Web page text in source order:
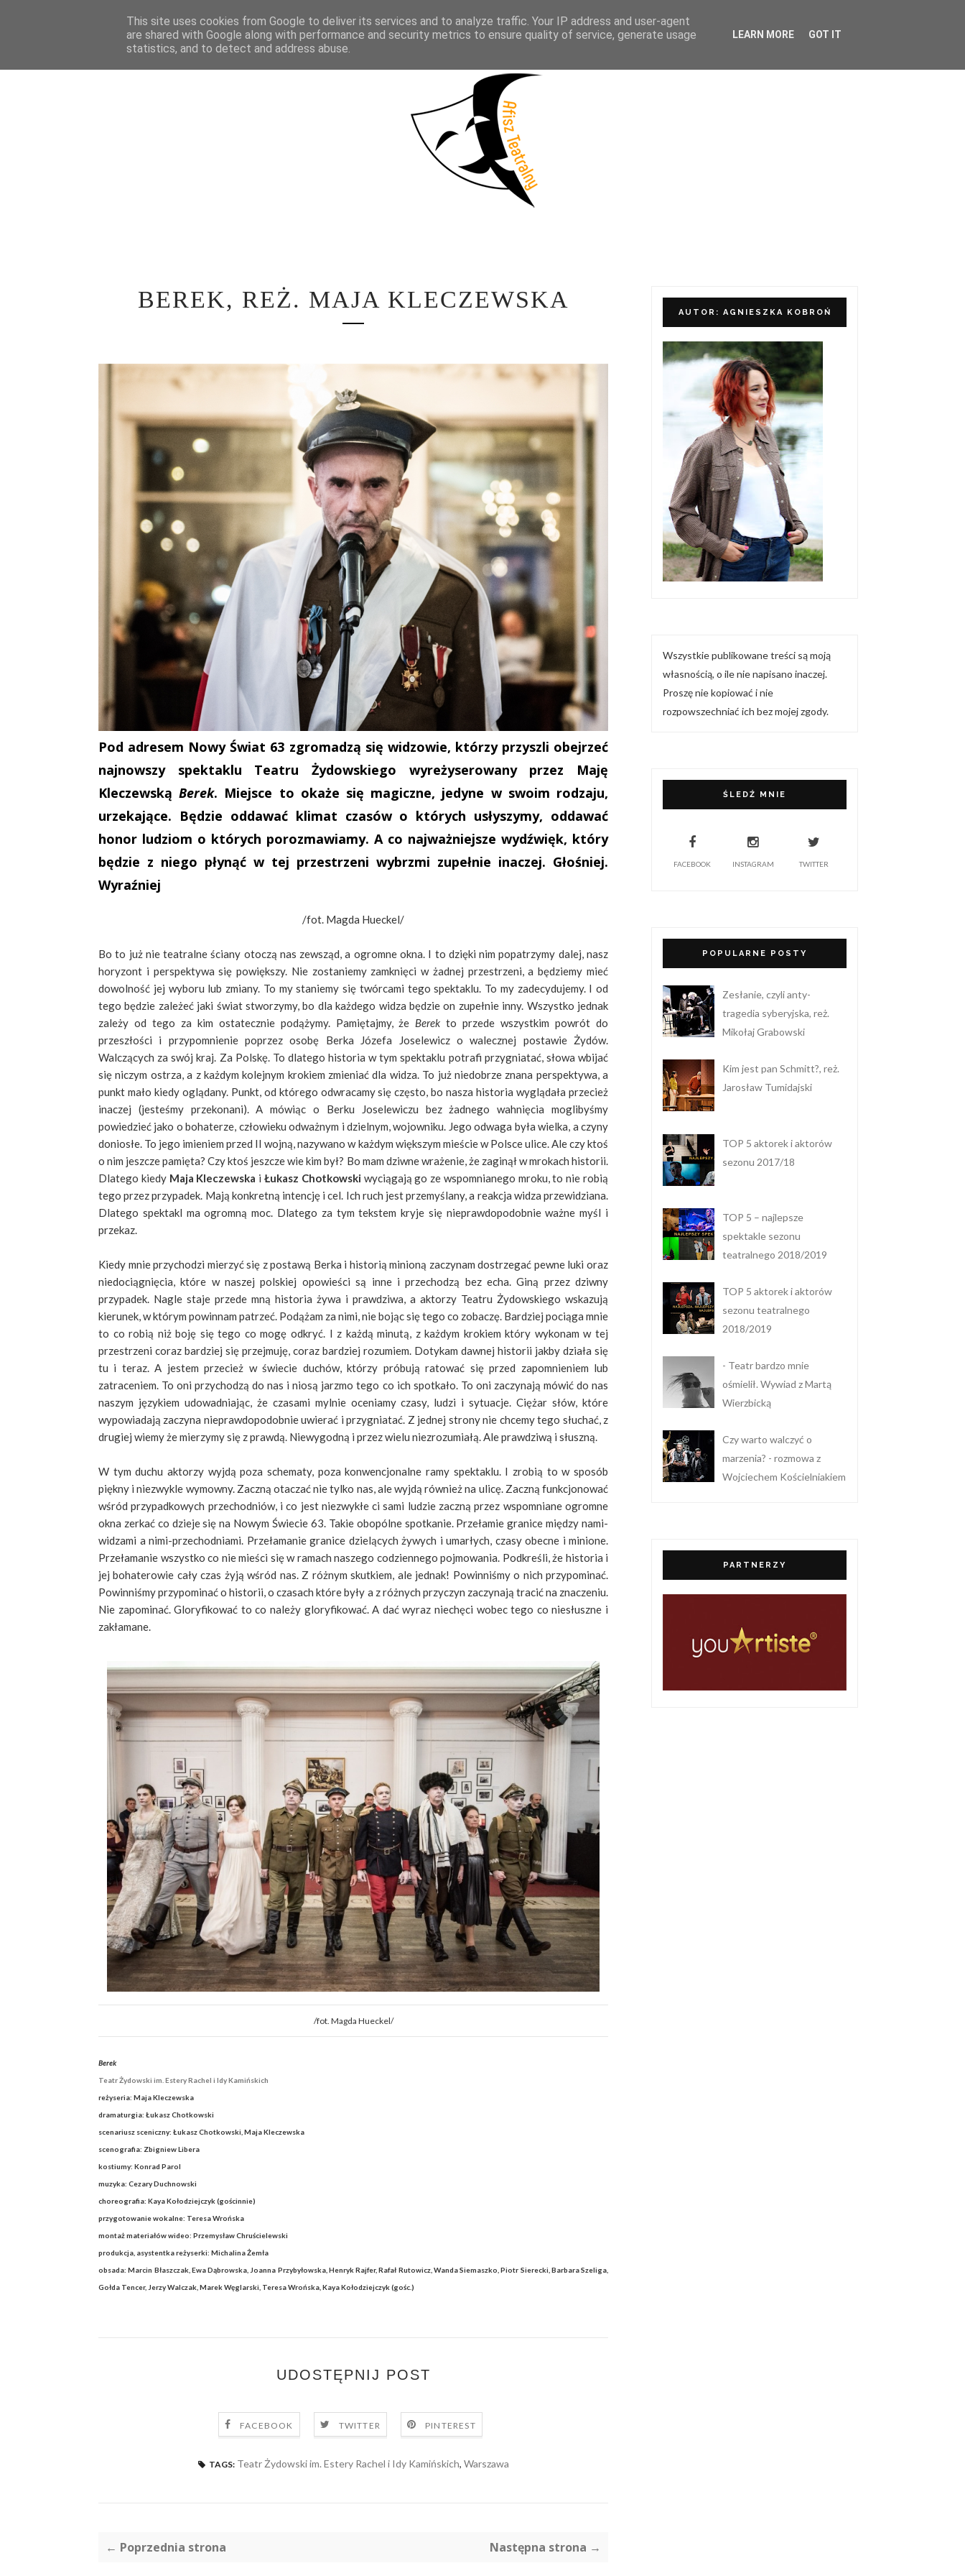
STRONA GŁÓWNA WOKÓŁ TEATRU SPEKTAKLE WYWIADY LITERATURA PRÓBY MEDIALNE WSPÓŁPRACA I KONTAKT
BEREK, REŻ. MAJA KLECZEWSKA
Pod adresem Nowy Świat 63 zgromadzą się widzowie, którzy przyszli obejrzeć
najnowszy spektaklu Teatru Żydowskiego wyreżyserowany przez Maję
KleczewskąBerek. Miejsce to okaże się magiczne, jedyne w swoim rodzaju,
urzekające. Będzie oddawać klimat czasów o których usłyszymy, oddawać
honor ludziom o których porozmawiamy. A co najważniejsze wydźwięk, który
będzie z niego płynąć w tej przestrzeni wybrzmi zupełnie inaczej. Głośniej.
Wyraźniej
/fot. Magda Hueckel/
Bo to już nie teatralne ściany otoczą nas zewsząd, a ogromne okna. I to dzięki nim popatrzymy dalej, nasz
horyzont i perspektywa się powiększy. Nie zostaniemy zamknięci w żadnej przestrzeni, a będziemy mieć
dowolność jej wyboru lub zmiany. To my staniemy się twórcami tego spektaklu. To my zadecydujemy. I od
tego będzie zależeć jaki świat stworzymy, bo dla każdego widza będzie on zupełnie inny. Wszystko jednak
zależy od tego za kim ostatecznie podążymy. Pamiętajmy, że Berek to przede wszystkim powrót do
przeszłości i przypomnienie poprzez osobę Berka Józefa Joselewicz o walecznej postawie Żydów.
Walczących za swój kraj. Za Polskę. To dlatego historia w tym spektaklu potrafi przygniatać, słowa wbijać
się niczym ostrza, a z każdym kolejnym krokiem zmieniać dla widza. To już niedobrze znana perspektywa, a
punkt mało kiedy oglądany. Punkt, od którego odwracamy się często, bo nasza historia wyglądała przecież
inaczej (jesteśmy przekonani). A mówiąc o Berku Joselewiczu bez żadnego wahnięcia moglibyśmy
powiedzieć jako o bohaterze, człowieku odważnym i dzielnym, wojowniku. Jego odwaga była wielka, a czyny
doniosłe. To jego imieniem przed II wojną, nazywano w każdym większym mieście w Polsce ulice. Ale czy ktoś
o nim jeszcze pamięta? Czy ktoś jeszcze wie kim był? Bo mam dziwne wrażenie, że zaginął w mrokach historii.
Dlatego kiedy Maja Kleczewska i Łukasz Chotkowski wyciągają go ze wspomnianego mroku, to nie robią
tego przez przypadek. Mają konkretną intencję i cel. Ich ruch jest przemyślany, a reakcja widza przewidziana.
Dlatego spektakl ma ogromną moc. Dlatego za tym tekstem kryje się nieprawdopodobnie ważne myśl i
przekaz.
Kiedy mnie przychodzi mierzyć się z postawą Berka i historią minioną zaczynam dostrzegać pewne luki oraz
niedociągnięcia, które w naszej polskiej opowieści są inne i przechodzą bez echa. Giną przez dziwny
przypadek. Nagle staje przede mną historia żywa i prawdziwa, a aktorzy Teatru Żydowskiego wskazują
kierunek, w którym powinnam patrzeć. Podążam za nimi, nie bojąc się tego co zobaczę. Bardziej pociąga mnie
to co robią niż boję się tego co mogę odkryć. I z każdą minutą, z każdym krokiem który wykonam w tej
przestrzeni coraz bardziej się przejmuję, coraz bardziej rozumiem. Dotykam dawnej historii jakby działa się
tu i teraz. A jestem przecież w świecie duchów, którzy próbują ratować się przed zapomnieniem lub
zatraceniem. To oni przychodzą do nas i niosą jarzmo tego co ich spotkało. To oni zaczynają mówić do nas
naszym językiem udowadniając, że czasami mylnie oceniamy czasy, ludzi i sytuacje. Ciężar słów, które
wypowiadają zaczyna nieprawdopodobnie uwierać i przygniatać. Z jednej strony nie chcemy tego słuchać, z
drugiej wiemy że mierzymy się z prawdą. Niewygodną i przez wielu niezrozumiałą. Ale prawdziwą i słuszną.
W tym duchu aktorzy wyjdą poza schematy, poza konwencjonalne ramy spektaklu. I zrobią to w sposób
piękny i niezwykle wymowny. Zaczną otaczać nie tylko nas, ale wyjdą również na ulicę. Zaczną funkcjonować
wśród przypadkowych przechodniów, i co jest niezwykłe ci sami ludzie zaczną przez wspomniane ogromne
okna zerkać co dzieje się na Nowym Świecie 63. Takie obopólne spotkanie. Przełamie granice między nami-
widzami a nimi-przechodniami. Przełamanie granice dzielących żywych i umarłych, czasy obecne i minione.
Przełamanie wszystko co nie mieści się w ramach naszego codziennego pojmowania. Podkreśli, że historia i
jej bohaterowie cały czas żyją wśród nas. Z różnym skutkiem, ale jednak! Powinniśmy o nich przypominać.
Powinniśmy przypominać o historii, o czasach które były a z różnych przyczyn zaczynają tracić na znaczeniu.
Nie zapominać. Gloryfikować to co należy gloryfikować. A dać wyraz niechęci wobec tego co niesłuszne i
zakłamane.
/fot. Magda Hueckel/
Berek
Teatr Żydowski im. Estery Rachel i Idy Kamińskich
reżyseria: Maja Kleczewska
dramaturgia: Łukasz Chotkowski
scenariusz sceniczny: Łukasz Chotkowski, Maja Kleczewska
scenografia: Zbigniew Libera
kostiumy: Konrad Parol
muzyka: Cezary Duchnowski
choreografia: Kaya Kołodziejczyk (gościnnie)
przygotowanie wokalne: Teresa Wrońska
montaż materiałów wideo: Przemysław Chruścielewski
produkcja, asystentka reżyserki: Michalina Żemła
obsada: Marcin Błaszczak, Ewa Dąbrowska, Joanna Przybyłowska, Henryk Rajfer, Rafał Rutowicz, Wanda Siemaszko, Piotr Sierecki, Barbara Szeliga,
Gołda Tencer, Jerzy Walczak, Marek Węglarski, Teresa Wrońska, Kaya Kołodziejczyk (gośc.)
UDOSTĘPNIJ POST
FACEBOOK TWITTER PINTEREST
TAGS: Teatr Żydowski im. Estery Rachel i Idy Kamińskich, Warszawa
← Poprzednia strona Następna strona →
AUTOR: AGNIESZKA KOBROŃ
Wszystkie publikowane treści są moją
własnością, o ile nie napisano inaczej.
Proszę nie kopiować i nie
rozpowszechniać ich bez mojej zgody.
ŚLEDŹ MNIE
FACEBOOK INSTAGRAM TWITTER
POPULARNE POSTY
Zesłanie, czyli anty-
tragedia syberyjska, reż.
Mikołaj Grabowski
Kim jest pan Schmitt?, reż.
Jarosław Tumidajski
TOP 5 aktorek i aktorów
sezonu 2017/18
TOP 5 – najlepsze
spektakle sezonu
teatralnego 2018/2019
TOP 5 aktorek i aktorów
sezonu teatralnego
2018/2019
- Teatr bardzo mnie
ośmielił. Wywiad z Martą
Wierzbicką
Czy warto walczyć o
marzenia? - rozmowa z
Wojciechem Kościelniakiem
PARTNERZY
This site uses cookies from Google to deliver its services and to analyze traffic. Your IP address and user-agent
are shared with Google along with performance and security metrics to ensure quality of service, generate usage
statistics, and to detect and address abuse.
LEARN MORE GOT IT